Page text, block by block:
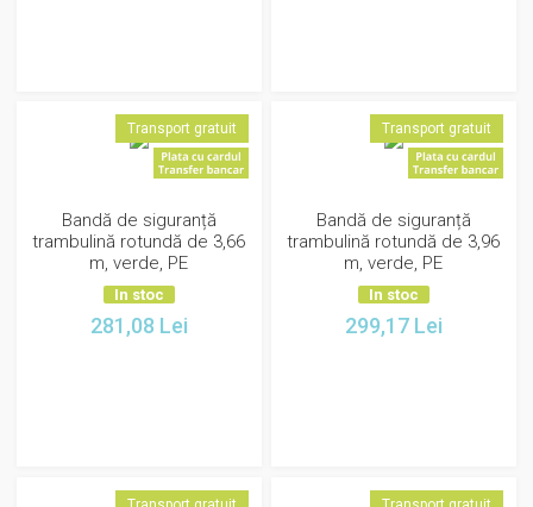
Transport gratuit
Bandă de siguranță
trambulină rotundă de 3,66
m, verde, PE
In stoc
281,08 Lei
Transport gratuit
Bandă de siguranță
trambulină rotundă de 3,96
m, verde, PE
In stoc
299,17 Lei